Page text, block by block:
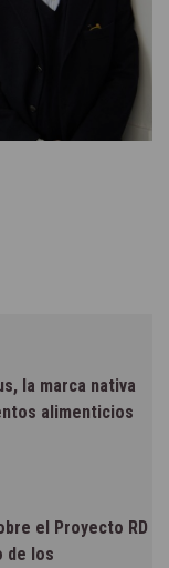
la marca nativa
alimenticios
el Proyecto RD
de los